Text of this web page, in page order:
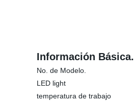
Información Básica.
No. de Modelo.
LED light
temperatura de trabajo